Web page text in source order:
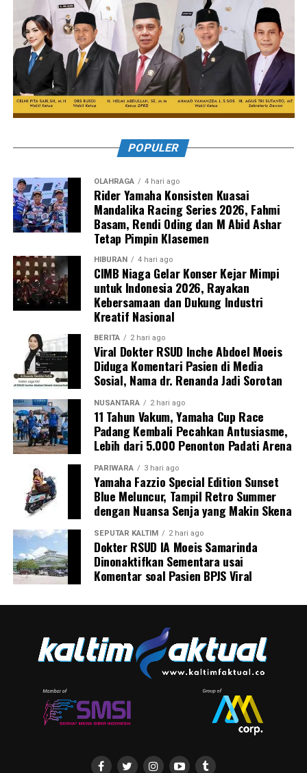
POPULER
OLAHRAGA 4 hari ago
Rider Yamaha Konsisten Kuasai
Mandalika Racing Series 2026, Fahmi
Basam, Rendi Oding dan M Abid Ashar
Tetap Pimpin Klasemen
HIBURAN 4 hari ago
CIMB Niaga Gelar Konser Kejar Mimpi
untuk Indonesia 2026, Rayakan
Kebersamaan dan Dukung Industri
Kreatif Nasional
BERITA 2 hari ago
Viral Dokter RSUD Inche Abdoel Moeis
Diduga Komentari Pasien di Media
Sosial, Nama dr. Renanda Jadi Sorotan
NUSANTARA 2 hari ago
11 Tahun Vakum, Yamaha Cup Race
Padang Kembali Pecahkan Antusiasme,
Lebih dari 5.000 Penonton Padati Arena
PARIWARA 3 hari ago
Yamaha Fazzio Special Edition Sunset
Blue Meluncur, Tampil Retro Summer
dengan Nuansa Senja yang Makin Skena
SEPUTAR KALTIM 2 hari ago
Dokter RSUD IA Moeis Samarinda
Dinonaktifkan Sementara usai
Komentar soal Pasien BPJS Viral